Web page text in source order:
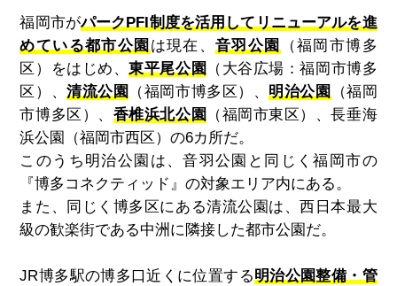
福岡市がパークPFI制度を活用してリニューアルを進
めている都市公園は現在、音羽公園（福岡市博多
区）をはじめ、東平尾公園 （大谷広場：福岡市博多
区）、清流公園 （福岡市博多区）、明治公園（福岡
市博多区）、 香椎浜北公園 （福岡市東区）、長垂海
浜公園（福岡市西区）の6カ所だ。
このうち明治公園は、音羽公園と同じく福岡市の
『博多コネクティッド』の対象エリア内にある。
また、同じく博多区にある清流公園は、西日本最大
級の歓楽街である中洲に隣接した都市公園だ。
JR博多駅の博多口近くに位置する明治公園整備・管